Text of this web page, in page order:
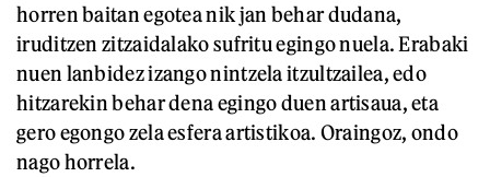
horren baitan egotea nik jan behar dudana,
iruditzen zitzaidalako sufritu egingo nuela. Erabaki
nuen lanbidez izango nintzela itzultzailea, edo
hitzarekin behar dena egingo duen artisaua, eta
gero egongo zela esfera artistikoa. Oraingoz, ondo
nago horrela.